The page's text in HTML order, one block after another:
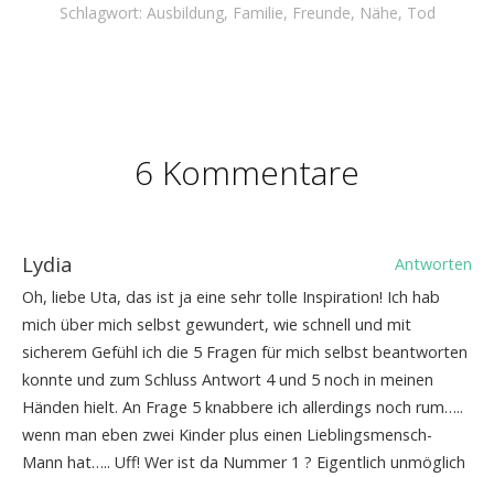
Schlagwort: Ausbildung, Familie, Freunde, Nähe, Tod
6 Kommentare
Lydia
Antworten
Oh, liebe Uta, das ist ja eine sehr tolle Inspiration! Ich hab
mich über mich selbst gewundert, wie schnell und mit
sicherem Gefühl ich die 5 Fragen für mich selbst beantworten
konnte und zum Schluss Antwort 4 und 5 noch in meinen
Händen hielt. An Frage 5 knabbere ich allerdings noch rum…..
wenn man eben zwei Kinder plus einen Lieblingsmensch-
Mann hat….. Uff! Wer ist da Nummer 1 ? Eigentlich unmöglich